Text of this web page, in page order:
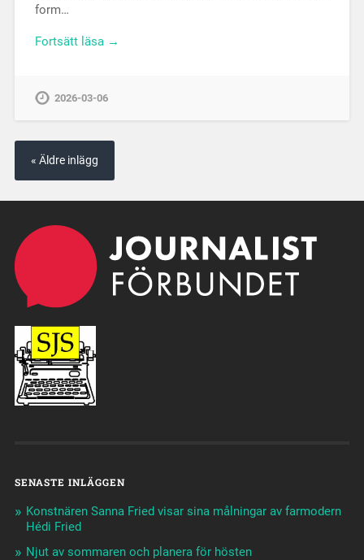
form…
Fortsätt läsa →
2026-03-06
« Äldre inlägg
SENASTE INLÄGGEN
Konstnären Sanna Fried visar sina målningar av farmodern
Hédi Fried
Njut av sommaren och planera för hösten